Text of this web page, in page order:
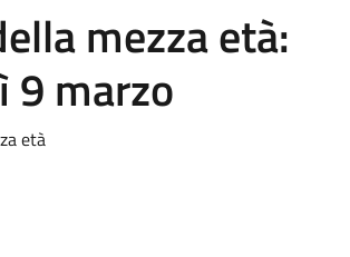
mezza età:
9 marzo
età